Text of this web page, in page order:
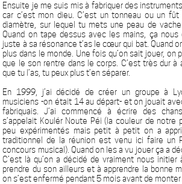
Ensuite je me suis mis à fabriquer des
car c’est mon dieu. C’est un tonneau ou un
diamètre, sur lequel tu mets une peau de
Quand on tape dessus avec les mains, ça
juste à sa résonance t’as le cœur qui bat. Quand
plus dans le monde. Une fois qu’on sait jouer, on
que le son rentre dans le corps. C’est très dur à
que tu l’as, tu peux plus t’en séparer.
En 1999, j’ai décidé de créer un groupe à
musiciens -on était 14 au départ- et on jouait
fabriquais. J’ai commencé à écrire des
s’appelait Koulér Noute Péi (la couleur de notre
peu expérimentés mais petit à petit on a
traditionnel de la réunion est venu ici faire un
concours musical). Quand on les a vu jouer ça a
C’est là qu’on a décidé de vraiment nous
prendre du son ailleurs et à apprendre la bonne
on s’est enfermé pendant 5 mois avant de monter